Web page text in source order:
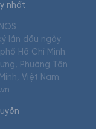
nhất
lần đầu ngày
Hồ Chí Minh.
Phường Tân
Việt Nam.